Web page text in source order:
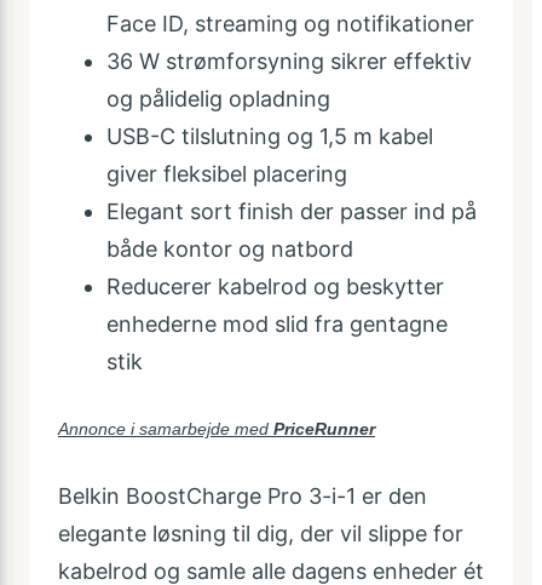
Face ID, streaming og notifikationer
36 W strømforsyning sikrer effektiv
og pålidelig opladning
USB-C tilslutning og 1,5 m kabel
giver fleksibel placering
Elegant sort finish der passer ind på
både kontor og natbord
Reducerer kabelrod og beskytter
enhederne mod slid fra gentagne
stik
Annonce i samarbejde med PriceRunner
Belkin BoostCharge Pro 3-i-1 er den
elegante løsning til dig, der vil slippe for
kabelrod og samle alle dagens enheder ét